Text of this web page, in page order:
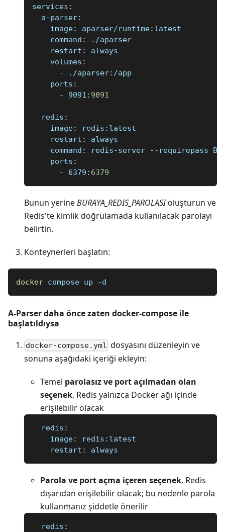
services :
a-parser:
image: aparser/runtime: latest
command :
./aparser
restart :
always
volumes :
-
./aparser: /app
ports :
-
9091 : 9091
redis :
image: redis : latest
restart :
always
command : redis-server - - requirepass
ports :
-
6379 : 6379
Bunun yerineBURAYA REDIS PAROLASIoluşturun ve
Redis'te kimlik doğrulamada kullanılacak parolayı
belirtin.
Konteynerleri başlatın:
docker compose up -d
A-Parser daha önce zaten docker-compose ile
başlatıldıysa
docker-compose.yml dosyasını düzenleyin ve
sonuna aşağıdaki içeriği ekleyin:
Temel parolasız ve port açılmadan olan
seçenek, Redis yalnızca Docker ağı içinde
erişilebilir olacak
redis :
image: redis : latest
restart : always
Parola ve port açma içeren seçenek, Redis
dışarıdan erişilebilir olacak; bu nedenle parola
kullanmanız şiddetle önerilir
redis :